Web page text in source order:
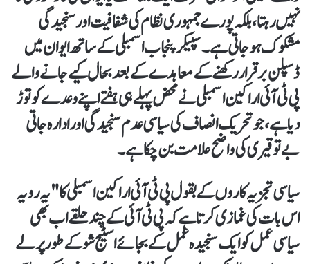
نہیں رہتا، بلکہ پورے جمہوری نظام کی شفافیت اور سنجیدگی
مشکوک ہو جاتی ہے۔سپیکر پنجاب اسمبلی کے ساتھ ایوان میں
ڈسپلن برقرار رکھنے کے معاہدے کے بعد بحال کیے جانے والے
پی ٹی آئی اراکین اسمبلی نے محض پہلے ہی ہفتے اپنے وعدے کو توڑ
دیا ہے، جو تحریک انصاف کی سیاسی عدم سنجیدگی اور ادارہ جاتی
بے توقیری کی واضح علامت بن چکا ہے۔
سیاسی تجزیہ کاروں کے بقول پی ٹی آئی اراکین اسمبلی کا "یہ رویہ
اس بات کی غمازی کرتا ہے کہ پی ٹی آئی کے چند حلقے اب بھی
سیاسی عمل کو ایک سنجیدہ عمل کے بجائے اسٹیج شو کے طور پر لے